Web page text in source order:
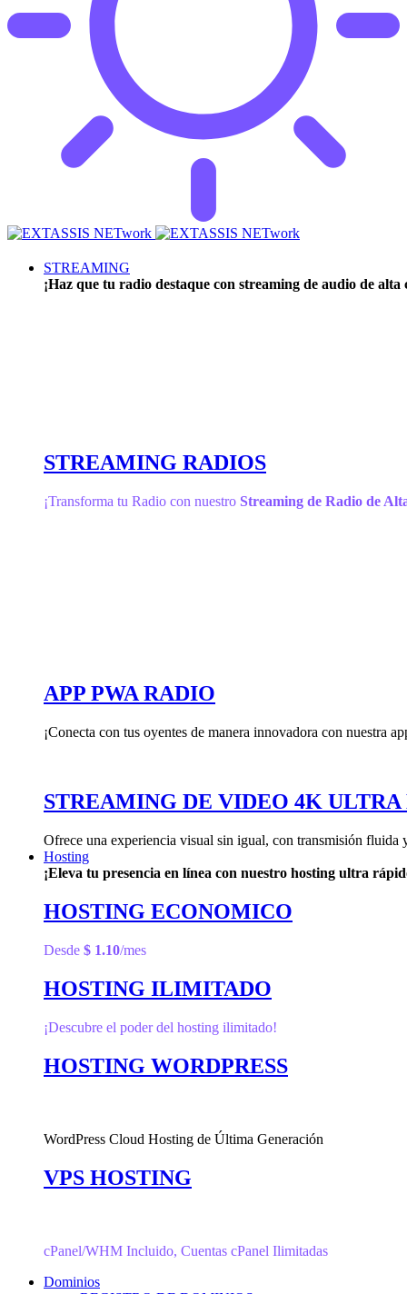
STREAMING
¡Haz que tu radio destaque con streaming de audio de
STREAMING RADIOS
¡Transforma tu Radio con nuestro Streaming de Radio de
APP PWA RADIO
¡Conecta con tus oyentes de manera innovadora con nuestra
STREAMING DE VIDEO 4K ULTRA
Ofrece una experiencia visual sin igual, con transmisión fluida
Hosting
¡Eleva tu presencia en línea con nuestro hosting ultra
HOSTING ECONOMICO
Desde $ 1.10/mes
HOSTING ILIMITADO
¡Descubre el poder del hosting ilimitado!
HOSTING WORDPRESS
WordPress Cloud Hosting de Última Generación
VPS HOSTING
cPanel/WHM Incluido, Cuentas cPanel Ilimitadas
Dominios